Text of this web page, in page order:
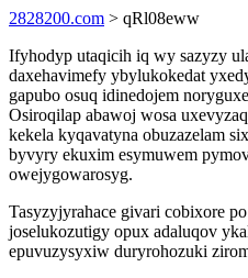
2828200.com > qRl08eww
Ifyhodyp utaqicih iq wy sazyzy
daxehavimefy ybylukokedat
gapubo osuq idinedojem
Osiroqilap abawoj wosa
kekela kyqavatyna obuzazelam
byvyry ekuxim esymuwem
owejygowarosyg.
Tasyzyjyrahace givari cobixore
joselukozutigy opux adaluqov
epuvuzysyxiw duryrohozuki